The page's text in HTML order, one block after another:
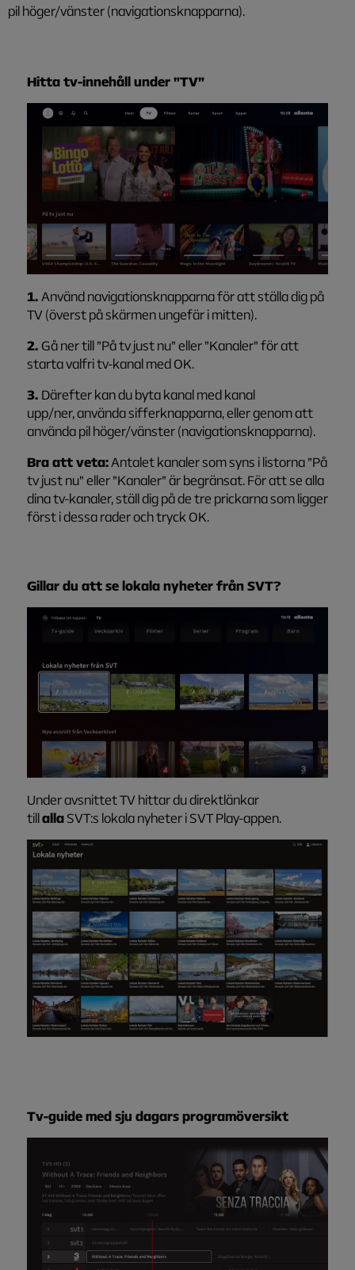
pil höger/vänster (navigationsknapparna).
Hittatv-innehållunder”TV”
1. Använd navigationsknapparna för att ställa dig på
TV (överst på skärmen ungefär i mitten).
2. Gå ner till ”På tv just nu” eller ”Kanaler” för att
starta valfri tv-kanal med OK.
3. Därefter kan du byta kanal med kanal
upp/ner, använda sifferknapparna, eller genom att
använda pil höger/vänster (navigationsknapparna).
Bra att veta:Antalet kanaler som syns i listorna ”På
tv just nu” eller ”Kanaler” är begränsat. För att se alla
dina tv-kanaler, ställ dig på de tre prickarna som ligger
först i dessa rader och tryck OK.
Gillar du att se lokala nyheter från SVT?
Under avsnittet TV hittar du direktlänkar
tillallaSVT:s lokala nyheter i SVT Play-appen.
Tv-guidemed sju dagars programöversikt